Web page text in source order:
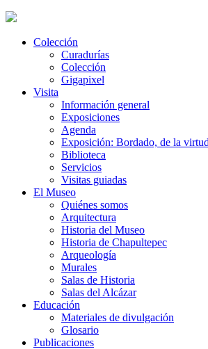
Colección
Curadurías
Colección
Gigapixel
Visita
Información general
Exposiciones
Agenda
Exposición: Bordado, de la virtud
Biblioteca
Servicios
Visitas guiadas
El Museo
Quiénes somos
Arquitectura
Historia del Museo
Historia de Chapultepec
Arqueología
Murales
Salas de Historia
Salas del Alcázar
Educación
Materiales de divulgación
Glosario
Publicaciones